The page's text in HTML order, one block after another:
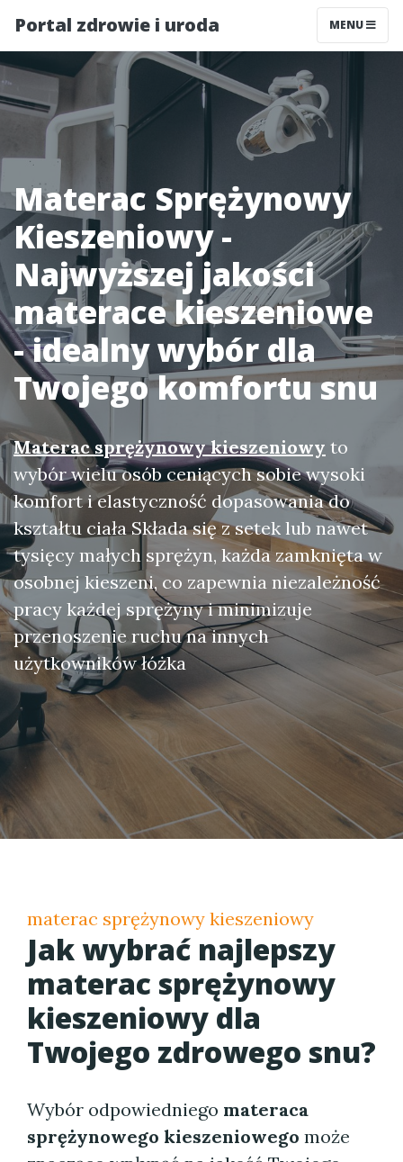
Portal zdrowie i uroda MENU
Materac Sprężynowy
Kieszeniowy -
Najwyższej jakości
materace kieszeniowe
- idealny wybór dla
Twojego komfortu snu
Materac sprężynowy kieszeniowy to
wybór wielu osób ceniących sobie wysoki
komfort i elastyczność dopasowania do
kształtu ciała Składa się z setek lub nawet
tysięcy małych sprężyn, każda zamknięta w
osobnej kieszeni, co zapewnia niezależność
pracy każdej sprężyny i minimizuje
przenoszenie ruchu na innych
użytkowników łóżka
materac sprężynowy kieszeniowy
Jak wybrać najlepszy
materac sprężynowy
kieszeniowy dla
Twojego zdrowego snu?
Wybór odpowiedniego materaca
sprężynowego kieszeniowego może